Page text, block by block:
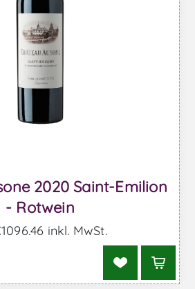
2020 Saint-Emilion
- Rotwein
inkl. MwSt.